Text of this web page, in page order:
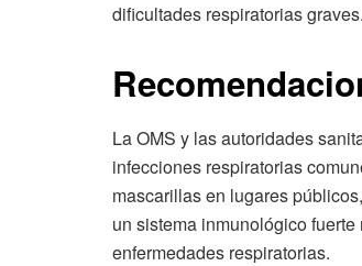
dificultades respiratorias
La OMS y las autoridades
infecciones respiratorias
mascarillas en lugares
un sistema inmunológico
enfermedades respiratorias.